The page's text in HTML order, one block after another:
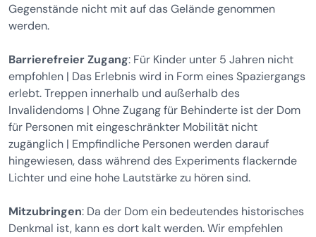
Gegenstände nicht mit auf das Gelände genommen
werden.
Barrierefreier Zugang: Für Kinder unter 5 Jahren nicht
empfohlen | Das Erlebnis wird in Form eines Spaziergangs
erlebt. Treppen innerhalb und außerhalb des
Invalidendoms | Ohne Zugang für Behinderte ist der Dom
für Personen mit eingeschränkter Mobilität nicht
zugänglich | Empfindliche Personen werden darauf
hingewiesen, dass während des Experiments flackernde
Lichter und eine hohe Lautstärke zu hören sind.
Mitzubringen: Da der Dom ein bedeutendes historisches
Denkmal ist, kann es dort kalt werden. Wir empfehlen